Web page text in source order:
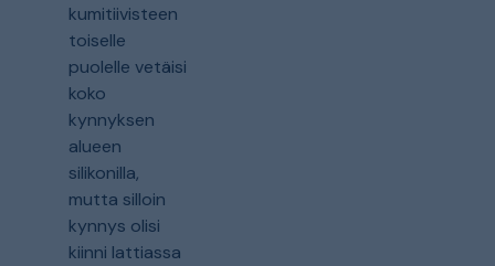
kumitiivisteen
toiselle
puolelle vetäisi
koko
kynnyksen
alueen
silikonilla,
mutta silloin
kynnys olisi
kiinni lattiassa